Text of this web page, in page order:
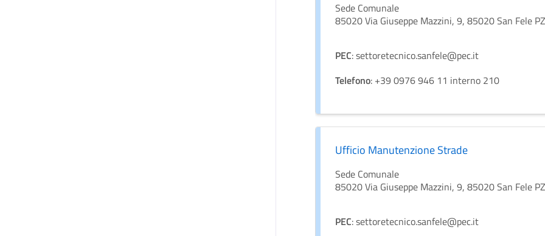
Sede Comunale
85020 Via Giuseppe Mazzini, 9, 85020 San Fele
PEC: settoretecnico.sanfele@pec.it
Telefono: +39 0976 946 11 interno 210
Ufficio Manutenzione Strade
Sede Comunale
85020 Via Giuseppe Mazzini, 9, 85020 San Fele
PEC: settoretecnico.sanfele@pec.it